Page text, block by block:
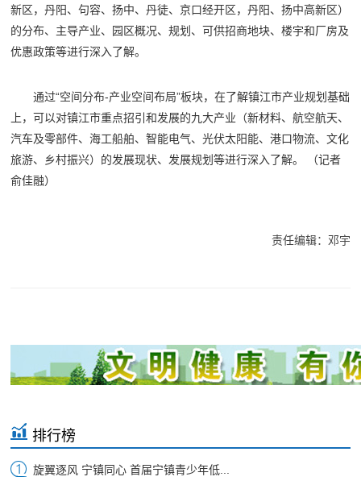
新区，丹阳、句容、扬中、丹徒、京口经开区，丹阳、扬中高新区）
的分布、主导产业、园区概况、规划、可供招商地块、楼宇和厂房及
优惠政策等进行深入了解。
通过“空间分布-产业空间布局”板块，在了解镇江市产业规划基础
上，可以对镇江市重点招引和发展的九大产业（新材料、航空航天、
汽车及零部件、海工船舶、智能电气、光伏太阳能、港口物流、文化
旅游、乡村振兴）的发展现状、发展规划等进行深入了解。 （记者
俞佳融）
责任编辑：邓宇
排行榜
旋翼逐风 宁镇同心 首届宁镇青少年低...